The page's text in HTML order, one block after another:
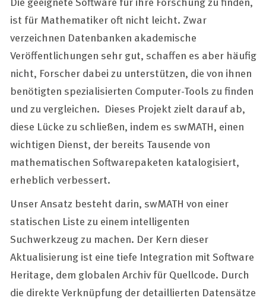
ist für Mathematiker oft nicht leicht. Zwar
verzeichnen Datenbanken akademische
Veröffentlichungen sehr gut, schaffen es aber häufig
nicht, Forscher dabei zu unterstützen, die von ihnen
benötigten spezialisierten Computer-Tools zu finden
und zu vergleichen. Dieses Projekt zielt darauf ab,
diese Lücke zu schließen, indem es swMATH, einen
wichtigen Dienst, der bereits Tausende von
mathematischen Softwarepaketen katalogisiert,
erheblich verbessert.
Unser Ansatz besteht darin, swMATH von einer
statischen Liste zu einem intelligenten
Suchwerkzeug zu machen. Der Kern dieser
Aktualisierung ist eine tiefe Integration mit Software
Heritage, dem globalen Archiv für Quellcode. Durch
die direkte Verknüpfung der detaillierten Datensätze